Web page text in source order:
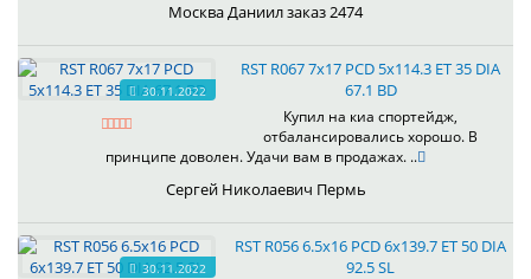
Москва Даниил заказ 2474
30.11.2022
RST R067 7x17 PCD 5x114.3 ET 35 DIA
67.1 BD
Купил на киа спортейдж,
отбалансировались хорошо. В
принципе доволен. Удачи вам в продажах. ..
Сергей Николаевич Пермь
30.11.2022
RST R056 6.5x16 PCD 6x139.7 ET 50 DIA
92.5 SL